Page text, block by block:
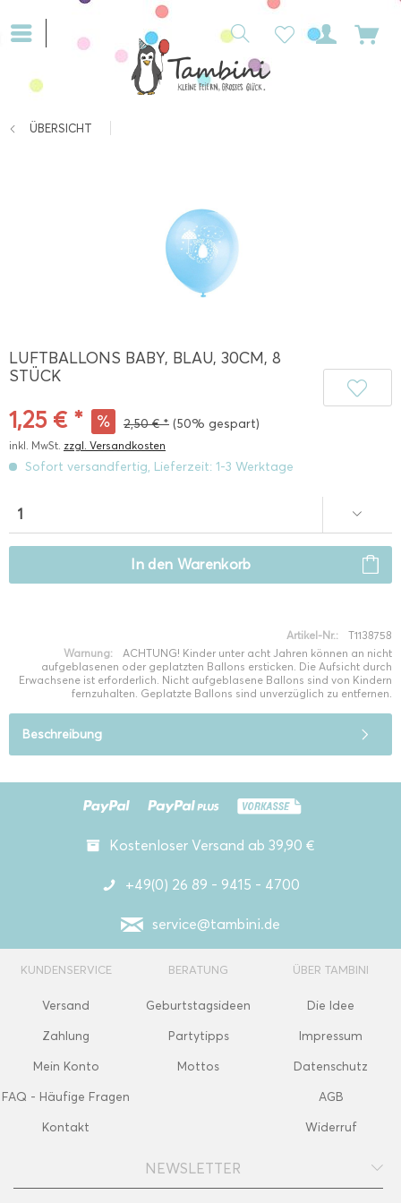
ÜBERSICHT
LUFTBALLONS BABY, BLAU, 30CM, 8
STÜCK
1,25 € * 2,50 € * (50% gespart)
inkl. MwSt. zzgl. Versandkosten
Sofort versandfertig, Lieferzeit: 1-3 Werktage
In den Warenkorb
Artikel-Nr.:
T1138758
Warnung:
ACHTUNG! Kinder unter acht Jahren können an nicht
aufgeblasenen oder geplatzten Ballons ersticken. Die Aufsicht durch
Erwachsene ist erforderlich. Nicht aufgeblasene Ballons sind von Kindern
fernzuhalten. Geplatzte Ballons sind unverzüglich zu entfernen.
Beschreibung
Kostenloser Versand ab 39,90 €
+49(0) 26 89 - 9415 - 4700
service@tambini.de
KUNDENSERVICE
Versand
Zahlung
Mein Konto
FAQ - Häufige Fragen
Kontakt
BERATUNG
Geburtstagsideen
Partytipps
Mottos
ÜBER TAMBINI
Die Idee
Impressum
Datenschutz
AGB
Widerruf
NEWSLETTER